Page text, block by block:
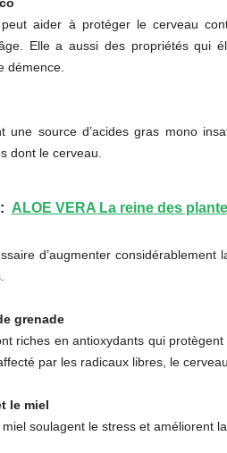
peut aider à protéger le cerveau
Elle a aussi des propriétés qui
démence.
une source d’acides gras mono
dont le cerveau.
ALOE VERA La reine des
d’augmenter considérablement
grenade
riches en antioxydants qui
par les radicaux libres, le
le miel
soulagent le stress et améliorent